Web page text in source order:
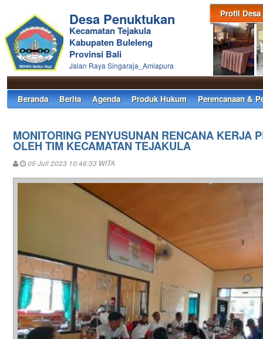
Profil Desa
Desa Penuktukan
Kecamatan Tejakula
Kabupaten Buleleng
Provinsi Bali
Jalan Raya Singaraja_Amlapura
Beranda Berita Agenda Produk Hukum Perencanaan &
MONITORING PENYUSUNAN RENCANA KERJA
OLEH TIM KECAMATAN TEJAKULA
05 Juli 2023 10:46:33 WITA